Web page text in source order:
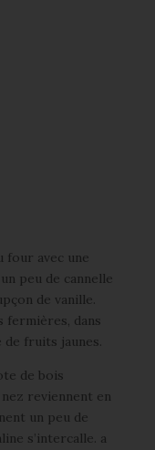
four avec une
peu de cannelle
de vanille.
fermières, dans
fruits jaunes.
de bois
reviennent en
un peu de
s’intercalle. a